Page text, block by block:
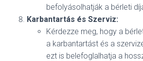
befolyásolhatják a bérleti
Karbantartás és Szerviz:
Kérdezze meg, hogy a
a karbantartást és a
ezt is belefoglalhatja a